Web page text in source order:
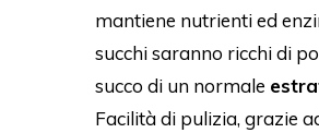
mantiene nutrienti ed
succhi saranno ricchi di
succo di un normale
Facilità di pulizia, grazie